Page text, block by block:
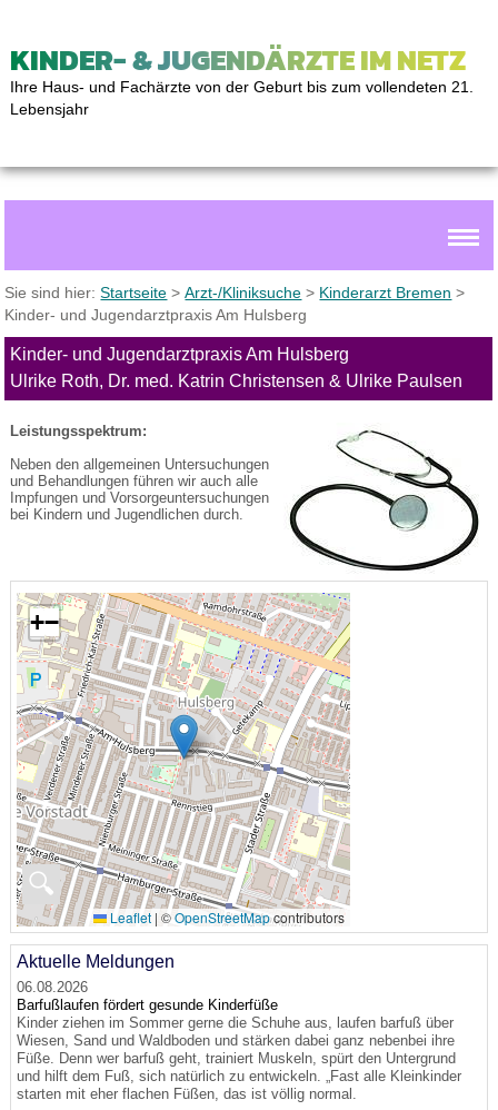
KINDER- & JUGENDÄRZTE IM NETZ
Ihre Haus- und Fachärzte von der Geburt bis zum vollendeten 21.
Lebensjahr
Sie sind hier:Startseite >Arzt-/Kliniksuche > Kinderarzt Bremen >
Kinder- und Jugendarztpraxis Am Hulsberg
Kinder- und Jugendarztpraxis Am Hulsberg
Ulrike Roth, Dr. med. Katrin Christensen & Ulrike Paulsen
Leistungsspektrum:
Neben den allgemeinen Untersuchungen
und Behandlungen führen wir auch alle
Impfungen und Vorsorgeuntersuchungen
bei Kindern und Jugendlichen durch.
🔍
+−
Leaflet | ©OpenStreetMapcontributors
Aktuelle Meldungen
06.08.2026
Barfußlaufen fördert gesunde Kinderfüße
Kinder ziehen im Sommer gerne die Schuhe aus, laufen barfuß über
Wiesen, Sand und Waldboden und stärken dabei ganz nebenbei ihre
Füße. Denn wer barfuß geht, trainiert Muskeln, spürt den Untergrund
und hilft dem Fuß, sich natürlich zu entwickeln. „Fast alle Kleinkinder
starten mit eher flachen Füßen, das ist völlig normal.